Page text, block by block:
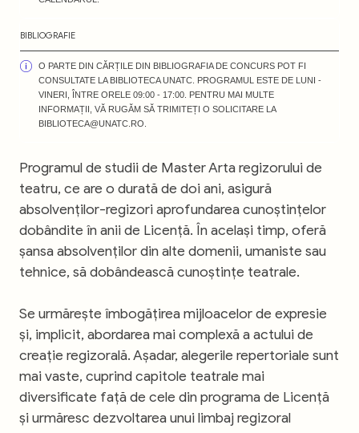
BIBLIOGRAFIE
O PARTE DIN CĂRȚILE DIN BIBLIOGRAFIA DE CONCURS POT FI
CONSULTATE LA BIBLIOTECA UNATC. PROGRAMUL ESTE DE LUNI -
VINERI, ÎNTRE ORELE 09:00 - 17:00. PENTRU MAI MULTE
INFORMAȚII, VĂ RUGĂM SĂ TRIMITEȚI O SOLICITARE LA
BIBLIOTECA@UNATC.RO.
Programul de studii de Master Arta regizorului de
teatru, ce are o durată de doi ani, asigură
absolvenților-regizori aprofundarea cunoștințelor
dobândite în anii de Licență. În același timp, oferă
șansa absolvenților din alte domenii, umaniste sau
tehnice, să dobândească cunoștințe teatrale.
Se urmărește îmbogățirea mijloacelor de expresie
și, implicit, abordarea mai complexă a actului de
creație regizorală. Așadar, alegerile repertoriale sunt
mai vaste, cuprind capitole teatrale mai
diversificate față de cele din programa de Licență
și urmăresc dezvoltarea unui limbaj regizoral